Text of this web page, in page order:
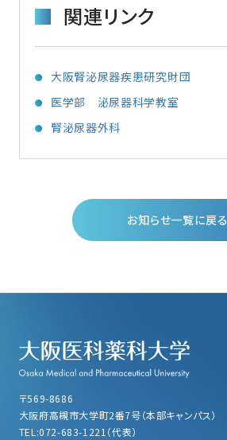
関連リンク
大阪腎泌尿器疾患研究財団
医学部 泌尿器科学教室
腎泌尿器外科
お知らせ一覧に戻る
〒569-8686
大阪府高槻市大学町2番7号（本部キャンパス）
TEL:072-683-1221（代表）